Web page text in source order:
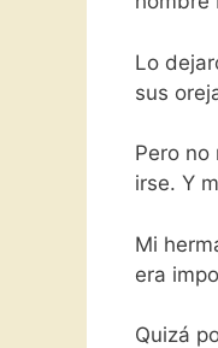
Lo
sus
Pero no
irse. Y
Mi
era
Quizá